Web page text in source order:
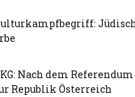
Nach dem
Republik Österreich